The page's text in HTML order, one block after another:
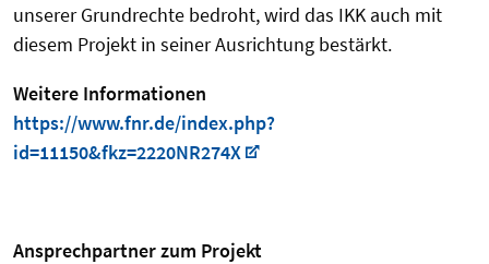
unserer Grundrechte bedroht, wird das IKK auch mit
diesem Projekt in seiner Ausrichtung bestärkt.
Weitere Informationen
https://www.fnr.de/index.php?
id=11150&fkz=2220NR274X
Ansprechpartner zum Projekt